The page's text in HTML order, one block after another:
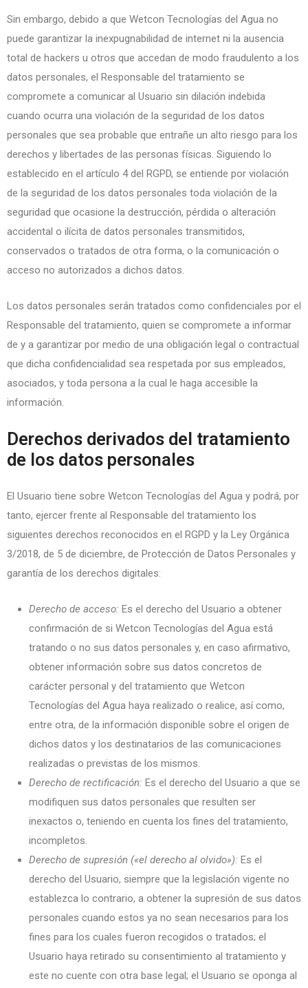
Sin embargo, debido a que Wetcon Tecnologías del Agua no
puede garantizar la inexpugnabilidad de internet ni la ausencia
total de hackers u otros que accedan de modo fraudulento a los
datos personales, el Responsable del tratamiento se
compromete a comunicar al Usuario sin dilación indebida
cuando ocurra una violación de la seguridad de los datos
personales que sea probable que entrañe un alto riesgo para los
derechos y libertades de las personas físicas. Siguiendo lo
establecido en el artículo 4 del RGPD, se entiende por violación
de la seguridad de los datos personales toda violación de la
seguridad que ocasione la destrucción, pérdida o alteración
accidental o ilícita de datos personales transmitidos,
conservados o tratados de otra forma, o la comunicación o
acceso no autorizados a dichos datos.
Los datos personales serán tratados como confidenciales por el
Responsable del tratamiento, quien se compromete a informar
de y a garantizar por medio de una obligación legal o contractual
que dicha confidencialidad sea respetada por sus empleados,
asociados, y toda persona a la cual le haga accesible la
información.
Derechos derivados del tratamiento
de los datos personales
El Usuario tiene sobre Wetcon Tecnologías del Agua y podrá, por
tanto, ejercer frente al Responsable del tratamiento los
siguientes derechos reconocidos en el RGPD y la Ley Orgánica
3/2018, de 5 de diciembre, de Protección de Datos Personales y
garantía de los derechos digitales:
Derecho de acceso: Es el derecho del Usuario a obtener
confirmación de si Wetcon Tecnologías del Agua está
tratando o no sus datos personales y, en caso afirmativo,
obtener información sobre sus datos concretos de
carácter personal y del tratamiento que Wetcon
Tecnologías del Agua haya realizado o realice, así como,
entre otra, de la información disponible sobre el origen de
dichos datos y los destinatarios de las comunicaciones
realizadas o previstas de los mismos.
Derecho de rectificación: Es el derecho del Usuario a que se
modifiquen sus datos personales que resulten ser
inexactos o, teniendo en cuenta los fines del tratamiento,
incompletos.
Derecho de supresión («el derecho al olvido»): Es el
derecho del Usuario, siempre que la legislación vigente no
establezca lo contrario, a obtener la supresión de sus datos
personales cuando estos ya no sean necesarios para los
fines para los cuales fueron recogidos o tratados; el
Usuario haya retirado su consentimiento al tratamiento y
este no cuente con otra base legal; el Usuario se oponga al